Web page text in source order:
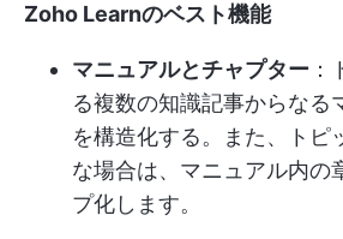
Zoho Learnのベスト機能
マニュアルとチャプター
る複数の知識記事からなる
を構造化する。また、トピ
な場合は、マニュアル内の
プ化します。